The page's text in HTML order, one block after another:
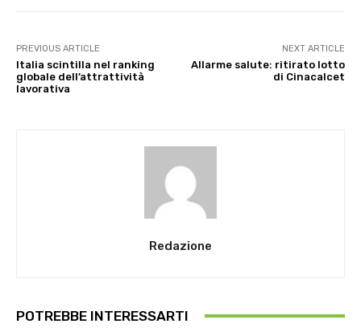
PREVIOUS ARTICLE
Italia scintilla nel ranking
globale dell’attrattività
lavorativa
NEXT ARTICLE
Allarme salute: ritirato lotto
di Cinacalcet
Redazione
POTREBBE INTERESSARTI